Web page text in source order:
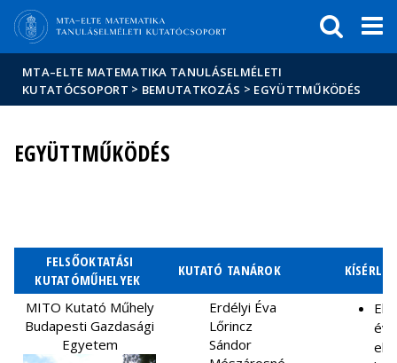
Események
ELTE a
sajtóban
MTA–ELTE MATEMATIKA TANULÁSELMÉLETI
KUTATÓCSOPORT > BEMUTATKOZÁS > EGYÜTTMŰKÖDÉS
EGYÜTTMŰKÖDÉS
FELSŐOKTATÁSI
KUTATÓMŰHELYEK
KUTATÓ TANÁROK
MITO Kutató Műhely
Budapesti Gazdasági
Egyetem
Erdélyi Éva
Lőrincz
Sándor
év